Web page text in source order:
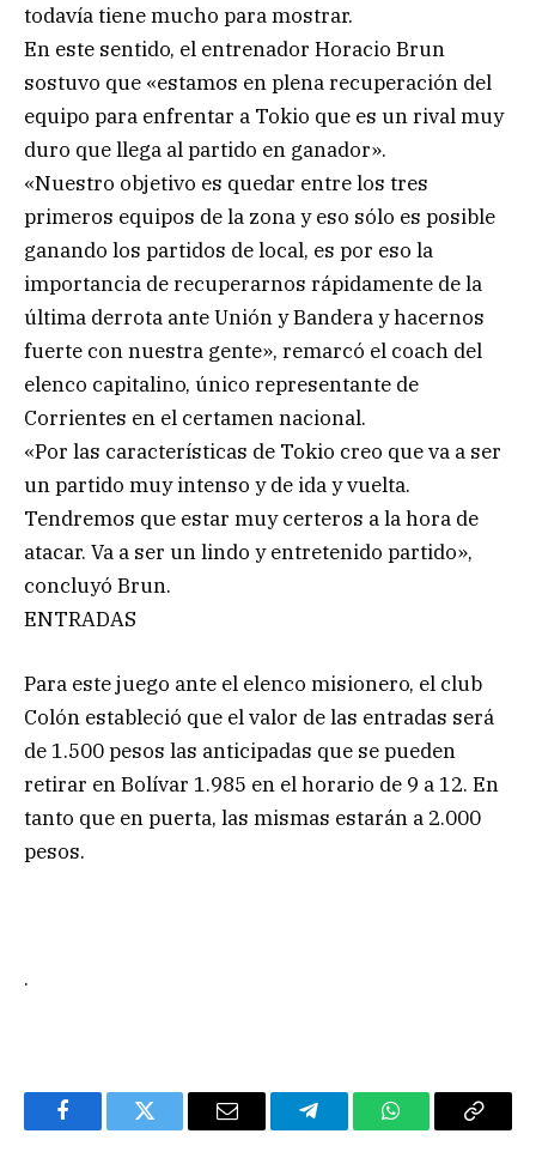
todavía tiene mucho para mostrar.
En este sentido, el entrenador Horacio Brun
sostuvo que «estamos en plena recuperación del
equipo para enfrentar a Tokio que es un rival muy
duro que llega al partido en ganador».
«Nuestro objetivo es quedar entre los tres
primeros equipos de la zona y eso sólo es posible
ganando los partidos de local, es por eso la
importancia de recuperarnos rápidamente de la
última derrota ante Unión y Bandera y hacernos
fuerte con nuestra gente», remarcó el coach del
elenco capitalino, único representante de
Corrientes en el certamen nacional.
«Por las características de Tokio creo que va a ser
un partido muy intenso y de ida y vuelta.
Tendremos que estar muy certeros a la hora de
atacar. Va a ser un lindo y entretenido partido»,
concluyó Brun.
ENTRADAS
Para este juego ante el elenco misionero, el club
Colón estableció que el valor de las entradas será
de 1.500 pesos las anticipadas que se pueden
retirar en Bolívar 1.985 en el horario de 9 a 12. En
tanto que en puerta, las mismas estarán a 2.000
pesos.
.
FacebookTwitter Email TelegramWhatsAppCopy